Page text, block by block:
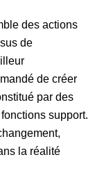
des actions
de
de créer
par des
support.
la réalité